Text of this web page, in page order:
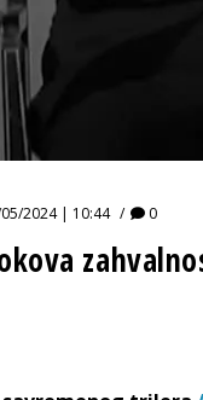
2024 | 10:44 0